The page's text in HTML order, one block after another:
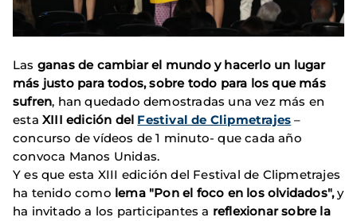
Las ganas de cambiar el mundo y hacerlo un lugar
más justo para todos, sobre todo para los que más
sufren, han quedado demostradas una vez más en
esta XIII edición del Festival de Clipmetrajes –
concurso de vídeos de 1 minuto- que cada año
convoca Manos Unidas.
Y es que esta XIII edición del Festival de Clipmetrajes
ha tenido como lema "Pon el foco en los olvidados",y
ha invitado a los participantes a reflexionar sobre la